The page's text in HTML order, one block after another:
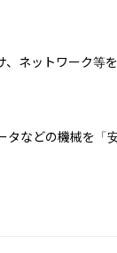
、ネットワーク等
タなどの機械を「